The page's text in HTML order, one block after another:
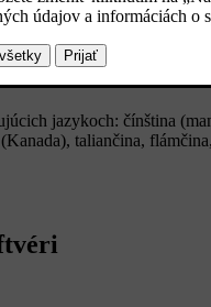
jazykoch: čínština
taliančina,